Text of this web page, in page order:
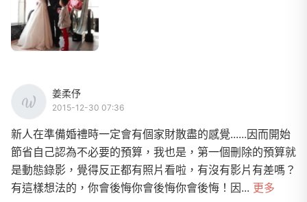
姜柔伃
2015-12-30 07:36
新人在準備婚禮時一定會有個家財散盡的感覺......因而開始
節省自己認為不必要的預算，我也是，第一個刪除的預算就
是動態錄影，覺得反正都有照片看啦，有沒有影片有差嗎？
有這樣想法的，你會後悔你會後悔你會後悔！因... 更多